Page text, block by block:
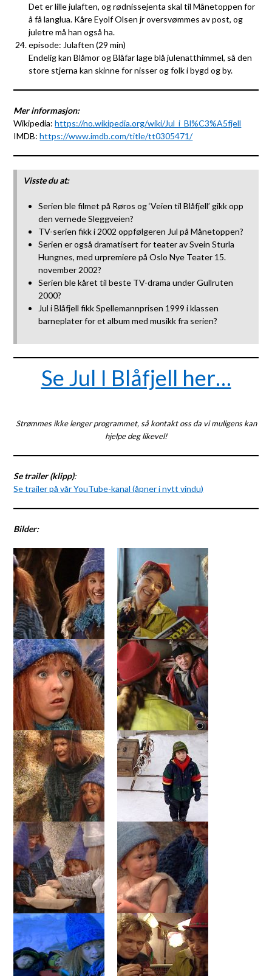
Det er lille julaften, og rødnissejenta skal til Månetoppen for
å få langlua. Kåre Eyolf Olsen jr oversvømmes av post, og
juletre må han også ha.
episode: Julaften (29 min)
Endelig kan Blåmor og Blåfar lage blå julenatthimmel, så den
store stjerna kan skinne for nisser og folk i bygd og by.
Mer informasjon:
Wikipedia:https://no.wikipedia.org/wiki/Jul_i_Bl%C3%A5fjell
IMDB:https://www.imdb.com/title/tt0305471/
Visste du at:
Serien ble filmet på Røros og ‘Veien til Blåfjell’ gikk opp
den vernede Sleggveien?
TV-serien fikk i 2002 oppfølgeren Jul på Månetoppen?
Serien er også dramatisert for teater av Svein Sturla
Hungnes, med urpremiere på Oslo Nye Teater 15.
november 2002?
Serien ble kåret til beste TV-drama under Gullruten
2000?
Jul i Blåfjell fikk Spellemannprisen 1999 i klassen
barneplater for et album med musikk fra serien?
Se Jul I Blåfjell her…
Strømmes ikke lenger programmet, så kontakt oss da vi muligens kan
hjelpe deg likevel!
Se trailer (klipp):
Se trailer på vår YouTube-kanal (åpner i nytt vindu)
Bilder: